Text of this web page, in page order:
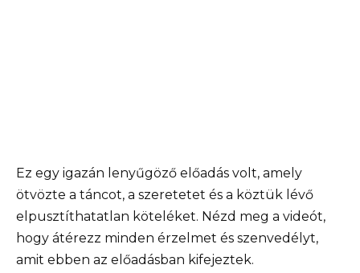
Ez egy igazán lenyűgöző előadás volt, amely
ötvözte a táncot, a szeretetet és a köztük lévő
elpusztíthatatlan köteléket. Nézd meg a videót,
hogy átérezz minden érzelmet és szenvedélyt,
amit ebben az előadásban kifejeztek.